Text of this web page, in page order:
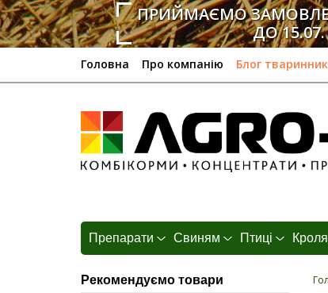
ПРИЙМАЄМО
ДО
Головна Про компанію Блог
Препарати Свиням Птиці
Рекомендуємо товари